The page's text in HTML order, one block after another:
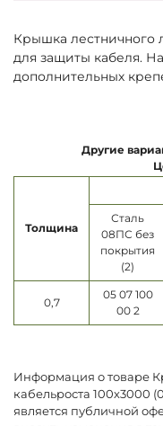
Крышка лестничного
для защиты кабеля.
дополнительных
Другие
Толщина
Сталь
08ПС без
покрытия
(2)
0,7
05 07 100
00 2
Информация о товаре
кабельроста 100х3000
является публичной